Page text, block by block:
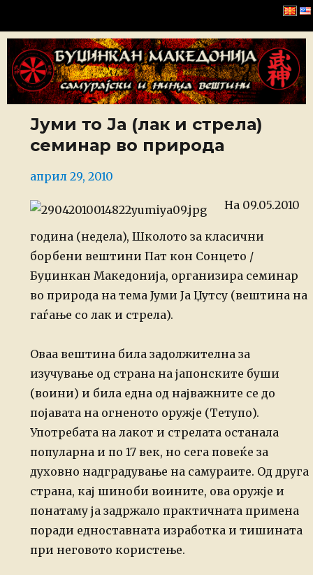
Буџинкан Македонија
Јуми то Ја (лак и стрела)
семинар во природа
Posted
април 29, 2010
На 09.05.2010
година (недела), Школото за класични
борбени вештини Пат кон Сонцето /
Буџинкан Македонија, организира семинар
во природа на тема Јуми Ја Џутсу(вештина на
гаѓање со лак и стрела).
Оваа вештина била задолжителна за
изучување од страна на јапонските буши
(воини) и била една од најважните се до
појавата на огненото оружје (Тетупо).
Употребата на лакот и стрелата останала
популарна и по 17 век, но сега повеќе за
духовно надградување на самураите. Од друга
страна, кај шиноби воините, ова оружје и
понатаму ја задржало практичната примена
поради едноставната изработка и тишината
при неговото користење.